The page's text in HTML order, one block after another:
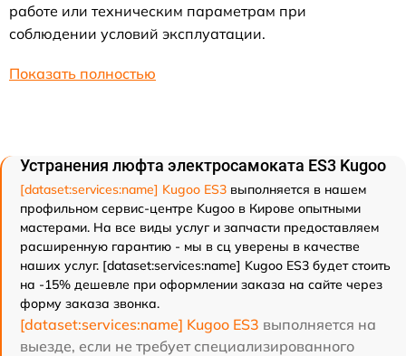
работе или техническим параметрам при
соблюдении условий эксплуатации.
Показать полностью
Устранения люфта электросамоката ES3 Kugoo
[dataset:services:name] Kugoo ES3 выполняется в нашем
профильном сервис-центре Kugoo в Кирове опытными
мастерами. На все виды услуг и запчасти предоставляем
расширенную гарантию - мы в сц уверены в качестве
наших услуг. [dataset:services:name] Kugoo ES3 будет стоить
на -15% дешевле при оформлении заказа на сайте через
форму заказа звонка.
[dataset:services:name] Kugoo ES3 выполняется на
выезде, если не требует специализированного